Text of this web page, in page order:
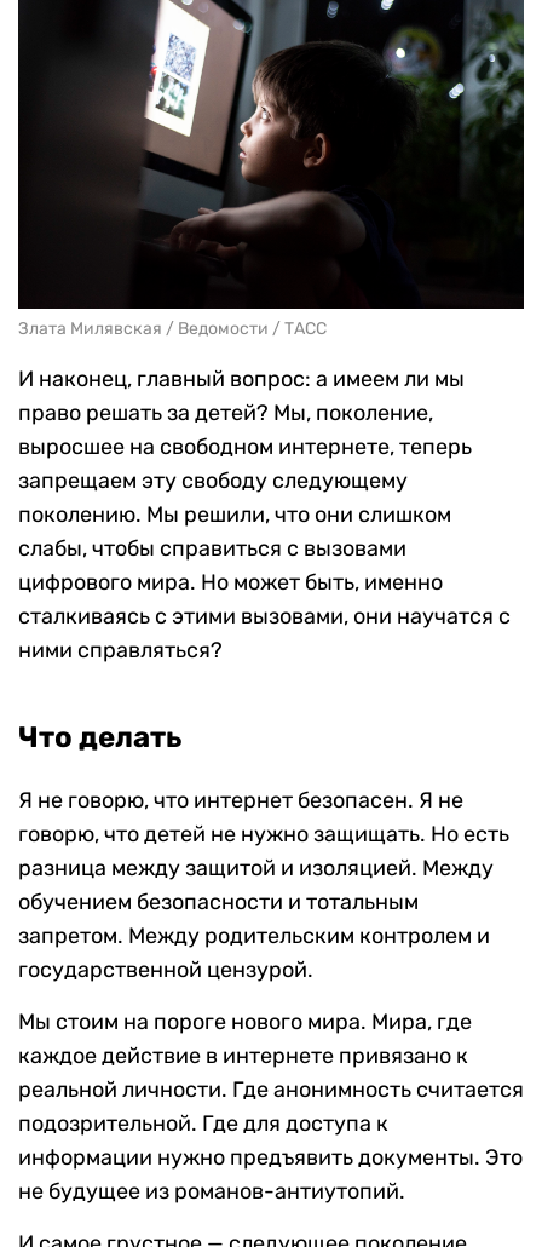
Злата Милявская / Ведомости / ТАСС
И наконец, главный вопрос: а имеем ли мы
право решать за детей? Мы, поколение,
выросшее на свободном интернете, теперь
запрещаем эту свободу следующему
поколению. Мы решили, что они слишком
слабы, чтобы справиться с вызовами
цифрового мира. Но может быть, именно
сталкиваясь с этими вызовами, они научатся с
ними справляться?
Что делать
Я не говорю, что интернет безопасен. Я не
говорю, что детей не нужно защищать. Но есть
разница между защитой и изоляцией. Между
обучением безопасности и тотальным
запретом. Между родительским контролем и
государственной цензурой.
Мы стоим на пороге нового мира. Мира, где
каждое действие в интернете привязано к
реальной личности. Где анонимность считается
подозрительной. Где для доступа к
информации нужно предъявить документы. Это
не будущее из романов-антиутопий.